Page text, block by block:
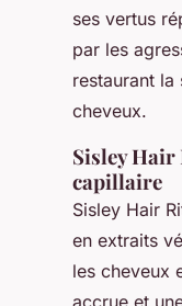
ses vertus
par les
restaurant
cheveux.
Sisley
capillaire
Sisley Hair
en extraits
les cheveux
accrue et